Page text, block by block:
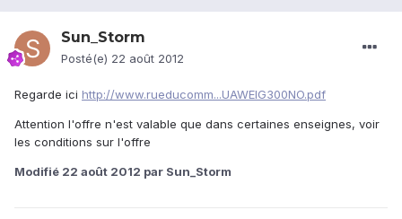
Sun_Storm
Posté(e) 22 août 2012
Regarde ici http://www.rueducomm...UAWEIG300NO.pdf
Attention l'offre n'est valable que dans certaines enseignes, voir
les conditions sur l'offre
Modifié 22 août 2012 par Sun_Storm